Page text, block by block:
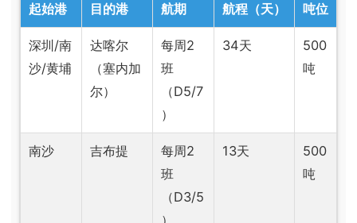
起始港 目的港 航期 航程（天） 吨位
深圳/南
沙/黄埔
达喀尔
（塞内加
尔）
每周2
班
（D5/7
）
34天
500
吨
南沙 吉布提
每周2
班
（D3/5
13天
500
吨